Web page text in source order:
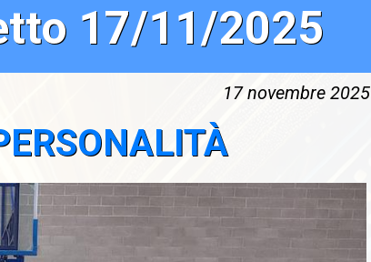
17/11/2025
17 novembre 2025